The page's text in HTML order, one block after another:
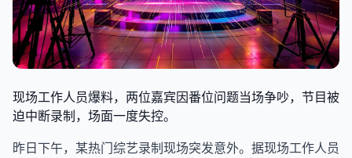
现场工作人员爆料，两位嘉宾因番位问题当场争吵，节目被
迫中断录制，场面一度失控。
昨日下午，某热门综艺录制现场突发意外。据现场工作人员